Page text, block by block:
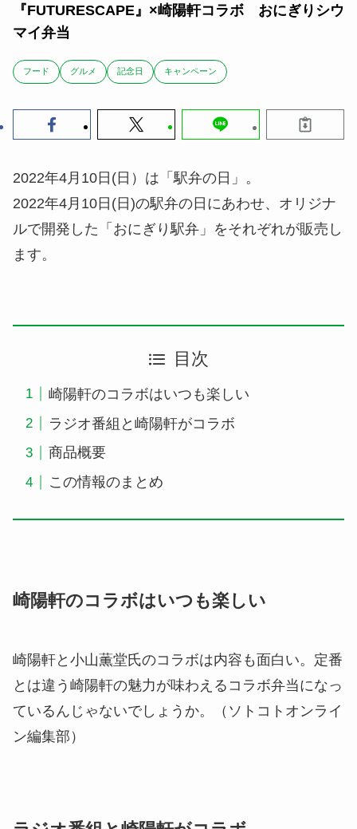
『FUTURESCAPE』×崎陽軒コラボ おにぎりシウ
マイ弁当
フード グルメ 記念日 キャンペーン
2022年4月10日(日）は「駅弁の日」。
2022年4月10日(日)の駅弁の日にあわせ、オリジナ
ルで開発した「おにぎり駅弁」をそれぞれが販売し
ます。
目次
崎陽軒のコラボはいつも楽しい
ラジオ番組と崎陽軒がコラボ
商品概要
この情報のまとめ
崎陽軒のコラボはいつも楽しい
崎陽軒と小山薫堂氏のコラボは内容も面白い。定番
とは違う崎陽軒の魅力が味わえるコラボ弁当になっ
ているんじゃないでしょうか。（ソトコトオンライ
ン編集部）